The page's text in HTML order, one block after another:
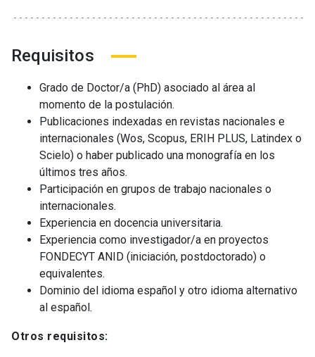
Requisitos
Grado de Doctor/a (PhD) asociado al área al
momento de la postulación.
Publicaciones indexadas en revistas nacionales e
internacionales (Wos, Scopus, ERIH PLUS, Latindex o
Scielo) o haber publicado una monografía en los
últimos tres años.
Participación en grupos de trabajo nacionales o
internacionales.
Experiencia en docencia universitaria.
Experiencia como investigador/a en proyectos
FONDECYT ANID (iniciación, postdoctorado) o
equivalentes.
Dominio del idioma español y otro idioma alternativo
al español.
Otros requisitos: